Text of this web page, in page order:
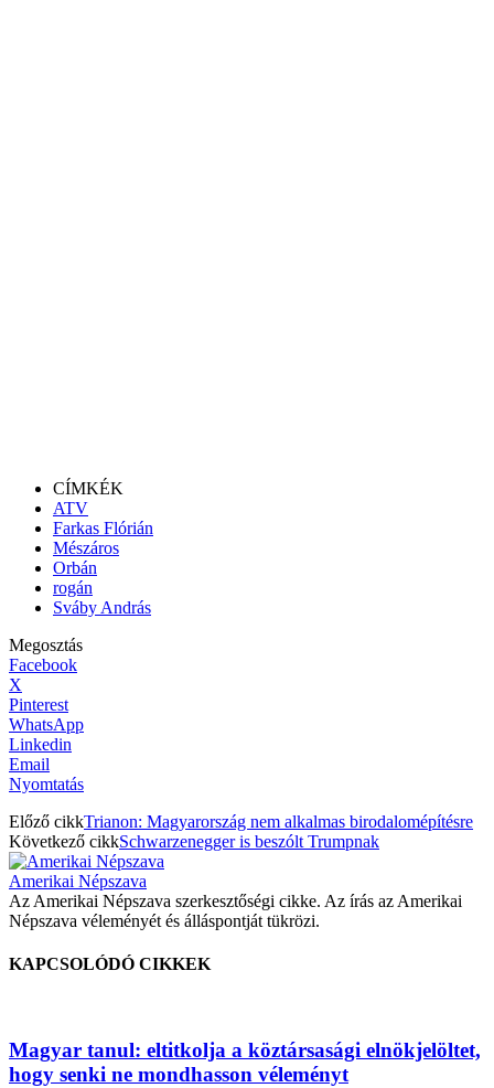
CÍMKÉK
ATV
Farkas Flórián
Mészáros
Orbán
rogán
Sváby András
Megosztás
Facebook
X
Pinterest
WhatsApp
Linkedin
Email
Nyomtatás
Előző cikkTrianon: Magyarország nem alkalmas birodalomépítésre
Következő cikkSchwarzenegger is beszólt Trumpnak
Amerikai Népszava
Az Amerikai Népszava szerkesztőségi cikke. Az írás az Amerikai
Népszava véleményét és álláspontját tükrözi.
KAPCSOLÓDÓ CIKKEK
Magyar tanul: eltitkolja a köztársasági elnökjelöltet,
hogy senki ne mondhasson véleményt